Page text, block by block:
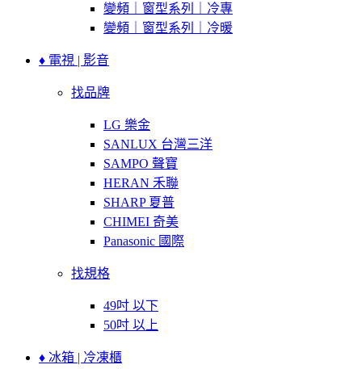
變頻｜窗型系列｜冷專
變頻｜窗型系列｜冷暖
♦ 電視 | 影音
找品牌
LG 樂金
SANLUX 台灣三洋
SAMPO 聲寶
HERAN 禾聯
SHARP 夏普
CHIMEI 奇美
Panasonic 國際
找規格
49吋 以下
50吋 以上
♦ 冰箱 | 冷凍櫃